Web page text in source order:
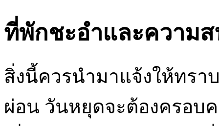
ที่พักชะอำและความ
สิ่งนี้ควรนำมาแจ้งให้ทร
ผ่อน วันหยุดจะต้องครอบ